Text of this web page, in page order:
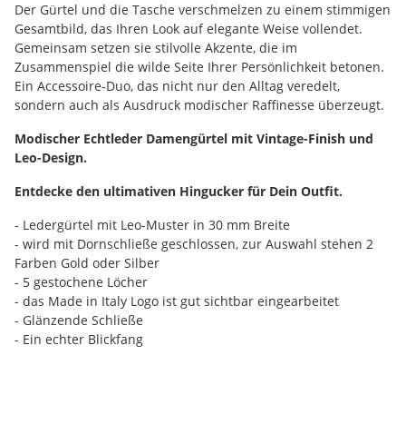
Der Gürtel und die Tasche verschmelzen zu einem stimmigen
Gesamtbild, das Ihren Look auf elegante Weise vollendet.
Gemeinsam setzen sie stilvolle Akzente, die im
Zusammenspiel die wilde Seite Ihrer Persönlichkeit betonen.
Ein Accessoire-Duo, das nicht nur den Alltag veredelt,
sondern auch als Ausdruck modischer Raffinesse überzeugt.
Modischer Echtleder Damengürtel mit Vintage-Finish und
Leo-Design.
Entdecke den ultimativen Hingucker für Dein Outfit.
- Ledergürtel mit Leo-Muster in 30 mm Breite
- wird mit Dornschließe geschlossen, zur Auswahl stehen 2
Farben Gold oder Silber
- 5 gestochene Löcher
- das Made in Italy Logo ist gut sichtbar eingearbeitet
- Glänzende Schließe
- Ein echter Blickfang